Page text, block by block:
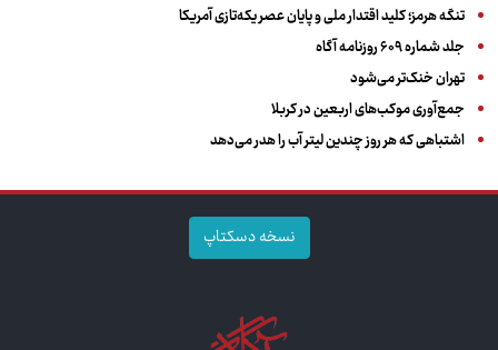
تنگه هرمز؛ کلید اقتدار ملی و پایان عصر یکه‌تازی آمریکا
جلد شماره ۶۰۹ روزنامه آگاه
تهران خنک‌تر می‌شود
جمع‌آوری موکب‌های اربعین در کربلا
اشتباهی که هر روز چندین لیتر آب را هدر می‌دهد
نسخه دسکتاپ